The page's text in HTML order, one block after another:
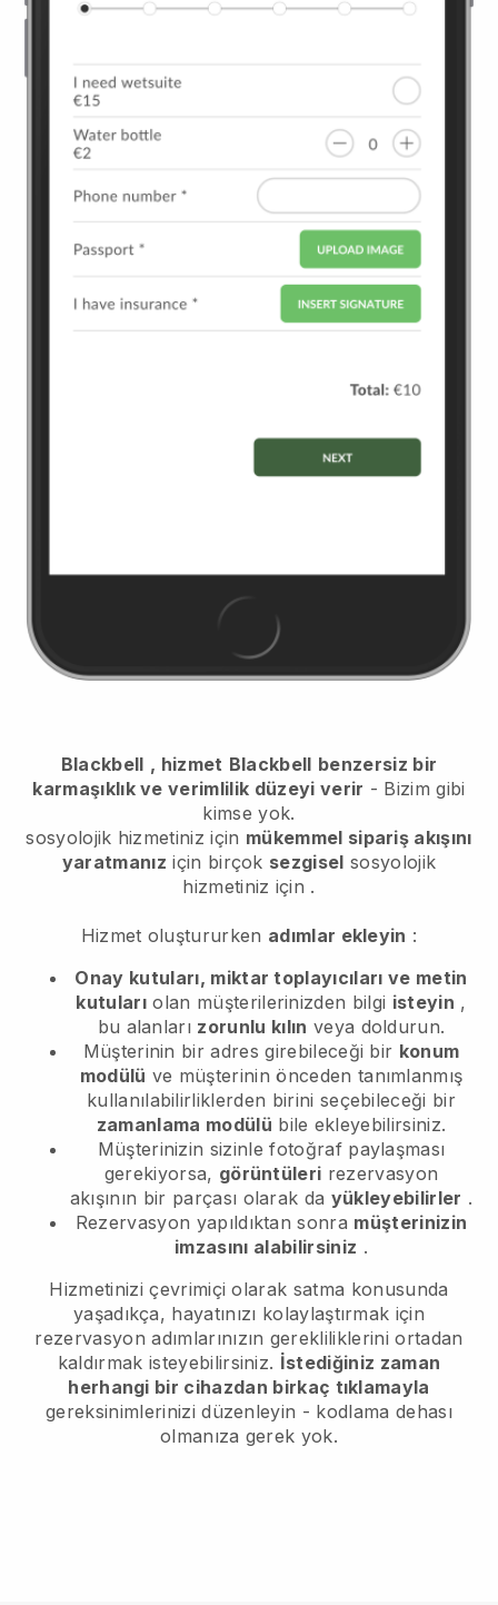
Blackbell , hizmet Blackbell benzersiz bir
karmaşıklık ve verimlilik düzeyi verir - Bizim gibi
kimse yok.
sosyolojik hizmetiniz için mükemmel sipariş akışını
yaratmanız için birçok sezgisel sosyolojik
hizmetiniz için .
Hizmet oluştururken adımlar ekleyin :
Onay kutuları, miktar toplayıcıları ve metin
kutuları olan müşterilerinizden bilgi isteyin ,
bu alanları zorunlu kılın veya doldurun.
Müşterinin bir adres girebileceği bir konum
modülü ve müşterinin önceden tanımlanmış
kullanılabilirliklerden birini seçebileceği bir
zamanlama modülü bile ekleyebilirsiniz.
Müşterinizin sizinle fotoğraf paylaşması
gerekiyorsa, görüntüleri rezervasyon
akışının bir parçası olarak da yükleyebilirler .
Rezervasyon yapıldıktan sonra müşterinizin
imzasını alabilirsiniz .
Hizmetinizi çevrimiçi olarak satma konusunda
yaşadıkça, hayatınızı kolaylaştırmak için
rezervasyon adımlarınızın gerekliliklerini ortadan
kaldırmak isteyebilirsiniz. İstediğiniz zaman
herhangi bir cihazdan birkaç tıklamayla
gereksinimlerinizi düzenleyin - kodlama dehası
olmanıza gerek yok.